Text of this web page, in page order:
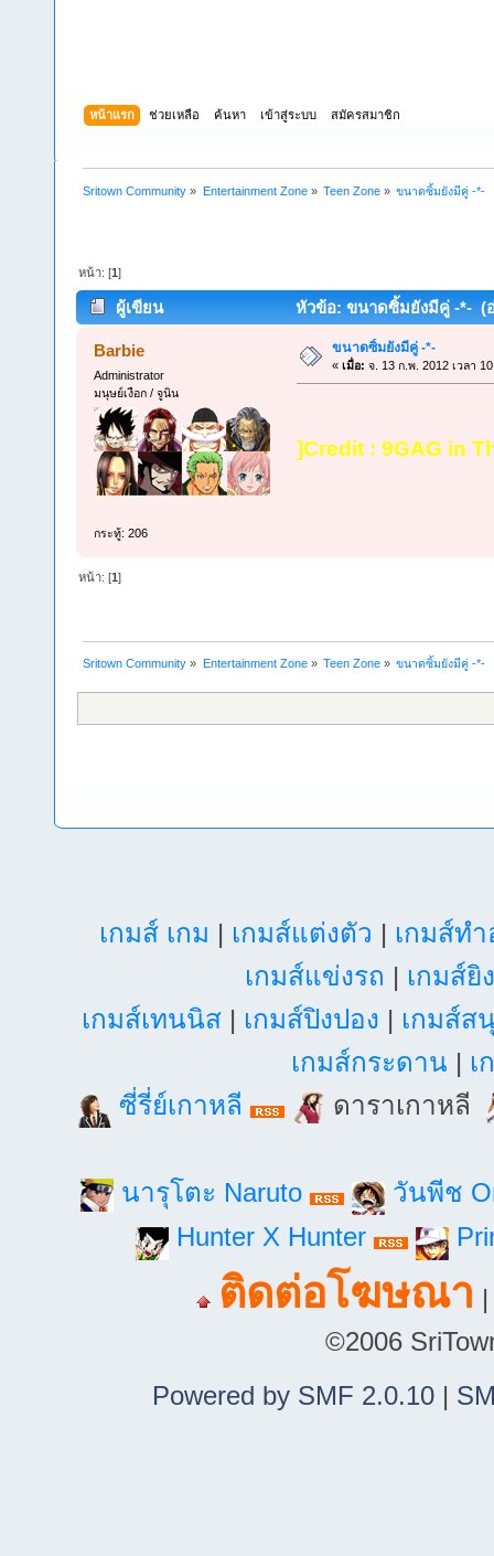
หน้าแรก ช่วยเหลือ ค้นหา เข้าสู่ระบบ สมัครสมาชิก
Sritown Community » Entertainment Zone» Teen Zone» ขนาดซิ้มยังมีคู่ -*-
หน้า: [1]
ผู้เขียน หัวข้อ: ขนาดซิ้มยังมีคู่ -*- (อ่
Barbie
Administrator
มนุษย์เงือก / จูนิน
กระทู้: 206
ขนาดซิ้มยังมีคู่ -*-
« เมื่อ: จ. 13 ก.พ. 2012 เวลา
]Credit : 9GAG in
หน้า: [1]
Sritown Community » Entertainment Zone» Teen Zone» ขนาดซิ้มยังมีคู่ -*-
เกมส์ เกม | เกมส์แต่งตัว | เกมส์ท
เกมส์แข่งรถ | เกมส์ยิ
เกมส์เทนนิส| เกมส์ปิงปอง | เกมส์ส
เกมส์กระดาน | เ
ซี่รี่ย์เกาหลี
ดาราเกาหลี
นารุโตะ Naruto
วันพีช
Hunter X Hunter
ติดต่อโฆษณา
©2006
Powered by SMF 2.0.10|